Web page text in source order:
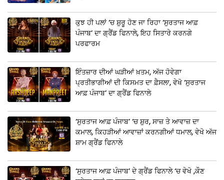
ਕੁਝ ਹੀ ਪਲਾਂ ‘ਚ ਸ਼ੁਰੂ ਹੋਣ ਜਾ ਰਿਹਾ ‘ਸੁਰਤਾਜ ਆਫ਼
ਪੰਜਾਬ’ ਦਾ ਗ੍ਰੈਂਡ ਫਿਨਾਲੇ, ਇਹ ਸਿਤਾਰੇ ਕਰਨਗੇ
ਪਰਫਾਰਮ
ਇੰਤਜ਼ਾਰ ਦੀਆਂ ਘੜੀਆਂ ਖ਼ਤਮ, ਅੱਜ ਹੋਵੇਗਾ
ਪ੍ਰਤੀਭਾਗੀਆਂ ਦੀ ਕਿਸਮਤ ਦਾ ਫ਼ੈਸਲਾ, ਵੇਖੋ ‘ਸੁਰਤਾਜ
ਆਫ਼ ਪੰਜਾਬ’ ਦਾ ਗ੍ਰੈਂਡ ਫਿਨਾਲੇ
‘ਸੁਰਤਾਜ ਆਫ਼ ਪੰਜਾਬ’ ‘ਚ ਸ਼ੁਰ, ਸਾਜ਼ ਤੇ ਆਵਾਜ਼ ਦਾ
ਕਮਾਲ, ਕਿਹੜੀਆਂ ਆਵਾਜ਼ਾਂ ਕਰਨਗੀਆਂ ਧਮਾਲ, ਵੇਖੋ ਅੱਜ
ਸ਼ਾਮ ਗ੍ਰੈਂਡ ਫਿਨਾਲੇ
‘ਸੁਰਤਾਜ ਆਫ਼ ਪੰਜਾਬ’ ਦੇ ਗ੍ਰੈਂਡ ਫਿਨਾਲੇ ‘ਚ ਵੇਖੋ ,ਕੌਣ